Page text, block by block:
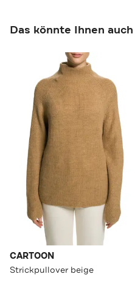
Das könnte Ihnen
CARTOON
Strickpullover beige